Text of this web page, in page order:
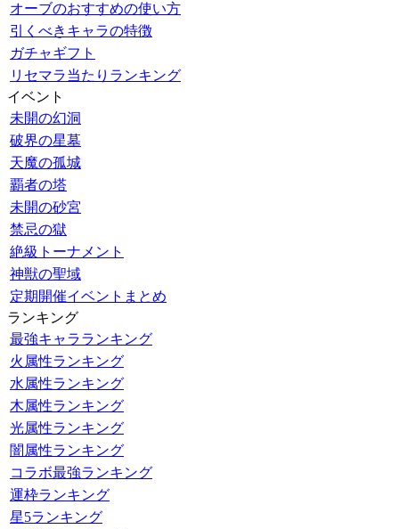
オーブのおすすめの使い方
引くべきキャラの特徴
ガチャギフト
リセマラ当たりランキング
イベント
未開の幻洞
破界の星墓
天魔の孤城
覇者の塔
未開の砂宮
禁忌の獄
絶級トーナメント
神獣の聖域
定期開催イベントまとめ
ランキング
最強キャラランキング
火属性ランキング
水属性ランキング
木属性ランキング
光属性ランキング
闇属性ランキング
コラボ最強ランキング
運枠ランキング
星5ランキング